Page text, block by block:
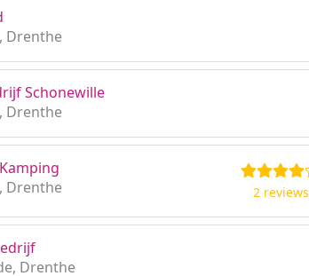
Drenthe
Schonewille
Drenthe
Drenthe
2 reviews
Drenthe